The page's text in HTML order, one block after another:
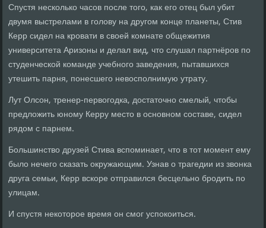
Спустя несколько часов после того, как его отец был убит
двумя выстрелами в голову на другом конце планеты, Стив
Керр сидел на кровати в своей комнате общежития
университета Аризоны и делал вид, что слушал партнёров по
студенческой команде учебного заведения, пытавшихся
утешить парня, понесшего невосполнимую утрату.
Лут Олсон, тренер-первогодка, достаточно смелый, чтобы
предложить юному Керру место в основном составе, сидел
рядом с парнем.
Большинство друзей Стива вспоминает, что в тот момент ему
было нечего сказать окружающим. Узнав о трагедии из звонка
друга семьи, Керр вскоре отправился бесцельно бродить по
улицам.
И спустя некоторое время он смог успокоиться.